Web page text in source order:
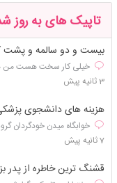
تاپیک های به روز
بیست و دو سالمه و پشت
خیلی کار سخت هست من
3 ثانیه پیش
هزینه های دانشجوی
خوابگاه میدن خودگردان
7 ثانیه پیش
قشنگ ترین خاطره از پدر